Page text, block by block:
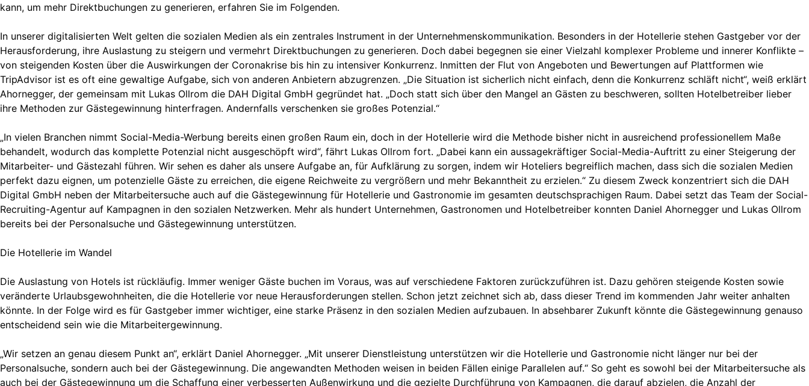
kann, um mehr Direktbuchungen zu generieren, erfahren Sie im Folgenden.
In unserer digitalisierten Welt gelten die sozialen Medien als ein zentrales Instrument in der Unternehmenskommunikation. Besonders in der Hotellerie stehen Gastgeber vor der
Herausforderung, ihre Auslastung zu steigern und vermehrt Direktbuchungen zu generieren. Doch dabei begegnen sie einer Vielzahl komplexer Probleme und innerer Konflikte –
von steigenden Kosten über die Auswirkungen der Coronakrise bis hin zu intensiver Konkurrenz. Inmitten der Flut von Angeboten und Bewertungen auf Plattformen wie
TripAdvisor ist es oft eine gewaltige Aufgabe, sich von anderen Anbietern abzugrenzen. „Die Situation ist sicherlich nicht einfach, denn die Konkurrenz schläft nicht“, weiß erklärt
Ahornegger, der gemeinsam mit Lukas Ollrom die DAH Digital GmbH gegründet hat. „Doch statt sich über den Mangel an Gästen zu beschweren, sollten Hotelbetreiber lieber
ihre Methoden zur Gästegewinnung hinterfragen. Andernfalls verschenken sie großes Potenzial.“
„In vielen Branchen nimmt Social-Media-Werbung bereits einen großen Raum ein, doch in der Hotellerie wird die Methode bisher nicht in ausreichend professionellem Maße
behandelt, wodurch das komplette Potenzial nicht ausgeschöpft wird“, fährt Lukas Ollrom fort. „Dabei kann ein aussagekräftiger Social-Media-Auftritt zu einer Steigerung der
Mitarbeiter- und Gästezahl führen. Wir sehen es daher als unsere Aufgabe an, für Aufklärung zu sorgen, indem wir Hoteliers begreiflich machen, dass sich die sozialen Medien
perfekt dazu eignen, um potenzielle Gäste zu erreichen, die eigene Reichweite zu vergrößern und mehr Bekanntheit zu erzielen.“ Zu diesem Zweck konzentriert sich die DAH
Digital GmbH neben der Mitarbeitersuche auch auf die Gästegewinnung für Hotellerie und Gastronomie im gesamten deutschsprachigen Raum. Dabei setzt das Team der Social-
Recruiting-Agentur auf Kampagnen in den sozialen Netzwerken. Mehr als hundert Unternehmen, Gastronomen und Hotelbetreiber konnten Daniel Ahornegger und Lukas Ollrom
bereits bei der Personalsuche und Gästegewinnung unterstützen.
Die Hotellerie im Wandel
Die Auslastung von Hotels ist rückläufig. Immer weniger Gäste buchen im Voraus, was auf verschiedene Faktoren zurückzuführen ist. Dazu gehören steigende Kosten sowie
veränderte Urlaubsgewohnheiten, die die Hotellerie vor neue Herausforderungen stellen. Schon jetzt zeichnet sich ab, dass dieser Trend im kommenden Jahr weiter anhalten
könnte. In der Folge wird es für Gastgeber immer wichtiger, eine starke Präsenz in den sozialen Medien aufzubauen. In absehbarer Zukunft könnte die Gästegewinnung genauso
entscheidend sein wie die Mitarbeitergewinnung.
„Wir setzen an genau diesem Punkt an“, erklärt Daniel Ahornegger. „Mit unserer Dienstleistung unterstützen wir die Hotellerie und Gastronomie nicht länger nur bei der
Personalsuche, sondern auch bei der Gästegewinnung. Die angewandten Methoden weisen in beiden Fällen einige Parallelen auf.“ So geht es sowohl bei der Mitarbeitersuche als
auch bei der Gästegewinnung um die Schaffung einer verbesserten Außenwirkung und die gezielte Durchführung von Kampagnen, die darauf abzielen, die Anzahl der